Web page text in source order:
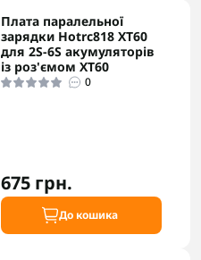
Плата паралельної
зарядки Hotrc818 XT60
для 2S-6S акумуляторів
із роз'ємом XT60
0
675 грн.
До кошика